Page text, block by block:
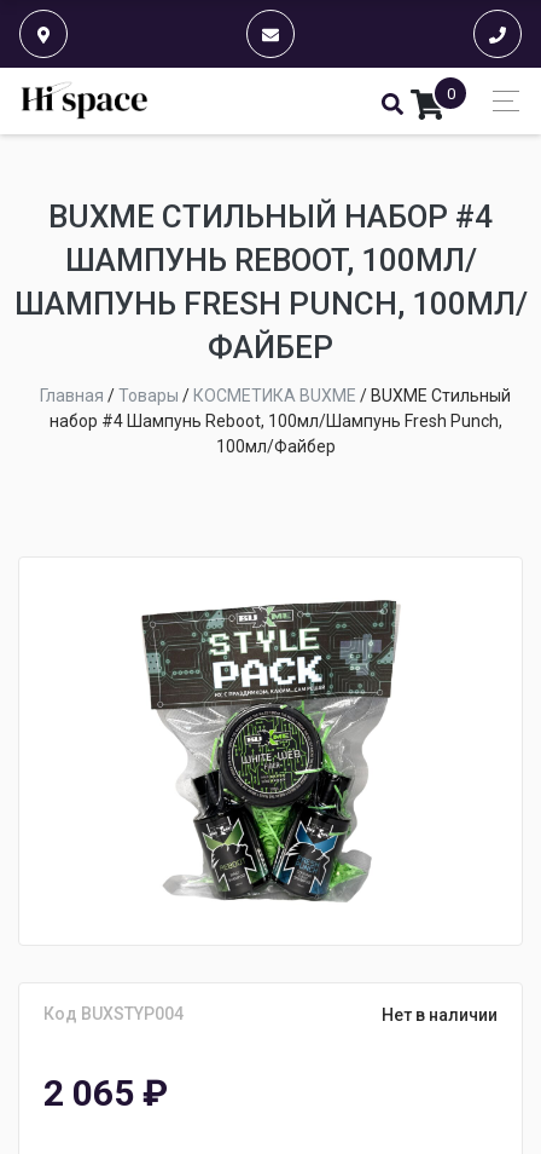
0
BUXME СТИЛЬНЫЙ НАБОР #4
ШАМПУНЬ REBOOT, 100МЛ/
ШАМПУНЬ FRESH PUNCH, 100МЛ/
ФАЙБЕР
Главная /Товары / КОСМЕТИКА BUXME / BUXME Стильный
набор #4 Шампунь Reboot, 100мл/Шампунь Fresh Punch,
100мл/Файбер
Код BUXSTYP004 Нет в наличии
2 065 ₽